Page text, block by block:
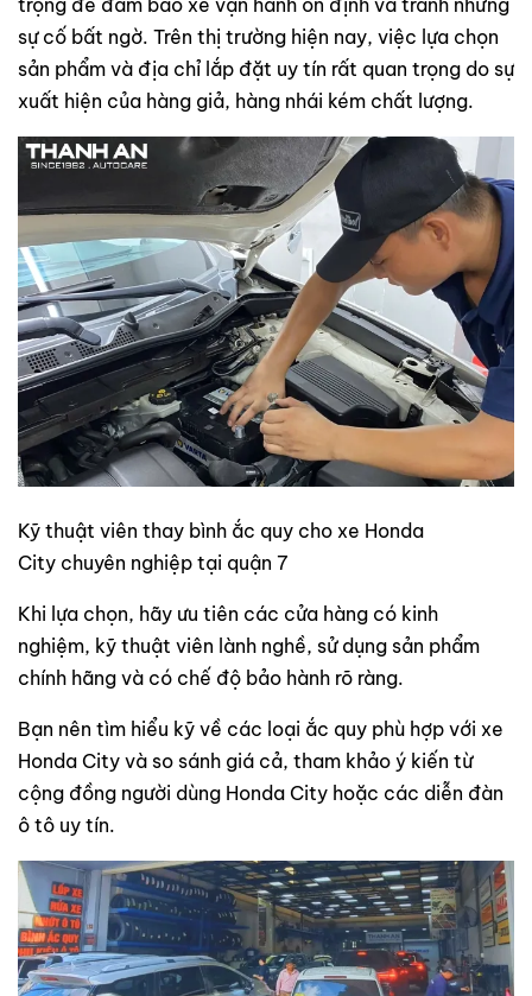
trọng để đảm bảo xe vận hành ổn định và tránh những
sự cố bất ngờ. Trên thị trường hiện nay, việc lựa chọn
sản phẩm và địa chỉ lắp đặt uy tín rất quan trọng do sự
xuất hiện của hàng giả, hàng nhái kém chất lượng.
Kỹ thuật viên thay bình ắc quy cho xe Honda
City chuyên nghiệp tại quận 7
Khi lựa chọn, hãy ưu tiên các cửa hàng có kinh
nghiệm, kỹ thuật viên lành nghề, sử dụng sản phẩm
chính hãng và có chế độ bảo hành rõ ràng.
Bạn nên tìm hiểu kỹ về các loại ắc quy phù hợp với xe
Honda City và so sánh giá cả, tham khảo ý kiến từ
cộng đồng người dùng Honda City hoặc các diễn đàn
ô tô uy tín.